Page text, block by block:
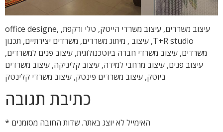
עיצוב משרדים, עיצוב משרדי הייטק, טלי ורקפת, office designe,
T+R studio, עיצוב , מיתוג משרדים, משרדים יצירתיים, תכנון
משרדים, עיצוב משרדי חברה ביוטכנולוגית, עיצוב פנים למשרדים,
עיצוב פנים, עיצוב מרחבי למידה, עיצוב קליניקה, עיצוב משרדים
ביוטק, עיצוב משרדים פינטק, עיצוב משרדי קלינטק
כתיבת תגובה
האימייל לא יוצג באתר.שדות החובה מסומנים *